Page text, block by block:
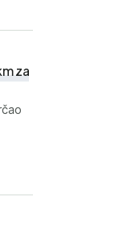
za